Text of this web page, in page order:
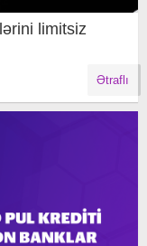
limitsiz
Ətraflı